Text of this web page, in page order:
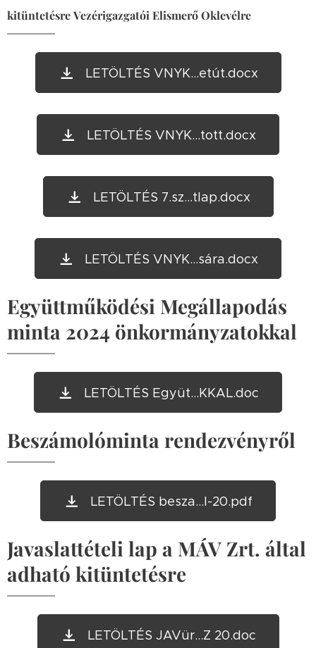
kitüntetésreVezérigazgatói Elismerő Oklevélre
LETÖLTÉS VNYK...etút.docx
LETÖLTÉS VNYK...tott.docx
LETÖLTÉS 7.sz...tlap.docx
LETÖLTÉS VNYK...sára.docx
Együttműködési Megállapodás
minta 2024 önkormányzatokkal
LETÖLTÉS Együt...KKAL.doc
Beszámolóminta rendezvényről
LETÖLTÉS besza...l-20.pdf
Javaslattételi lap a MÁV Zrt. által
adható kitüntetésre
LETÖLTÉS JAVür...Z 20.doc